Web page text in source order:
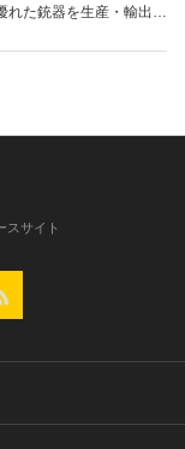
れた銃器を生産・輸出し
スサイト